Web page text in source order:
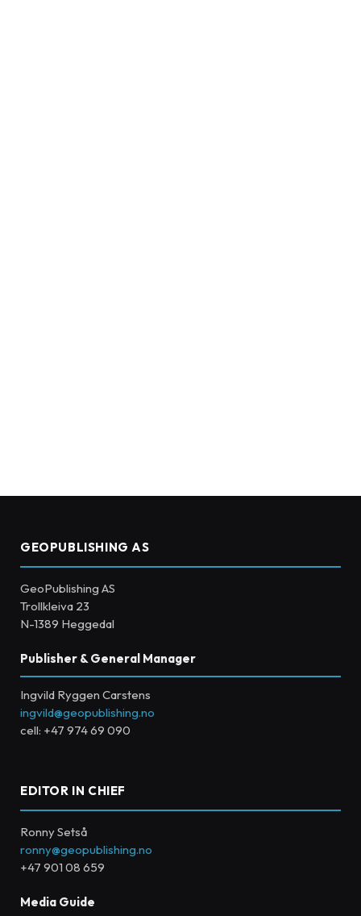
GEOPUBLISHING AS
GeoPublishing AS
Trollkleiva 23
N-1389 Heggedal
Publisher & General Manager
Ingvild Ryggen Carstens
ingvild@geopublishing.no
cell: +47 974 69 090
EDITOR IN CHIEF
Ronny Setså
ronny@geopublishing.no
+47 901 08 659
Media Guide